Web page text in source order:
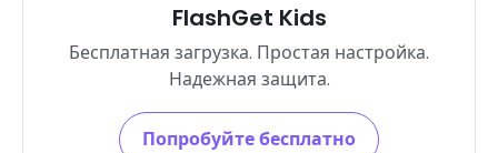
FlashGet Kids
Бесплатная загрузка. Простая настройка.
Надежная защита.
Попробуйте бесплатно